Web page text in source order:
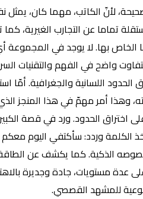
لأنّ الكاتب، مهما كان،
تماما عن التجارب الغيرية،
الخاص بها. لا يوجد في
واضح في الفهم والتقنيات
اللسانية والجغرافية. أمّا
وهذا أمر مهمّ في هذا المنجز
على اختراق الحدود. ورد في قصة
الكلمة وردد: سأكتفي اليوم
الذكية. كما يكشف عن الطاقة
مستويات، جادة وجديرة بالاهتمام
للمشهد القصصي.